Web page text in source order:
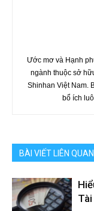
Ước mơ và Hạnh
ngành thuộc sở
Shinhan Việt Nam.
bổ ích
BÀI VIẾT LIÊN QUAN